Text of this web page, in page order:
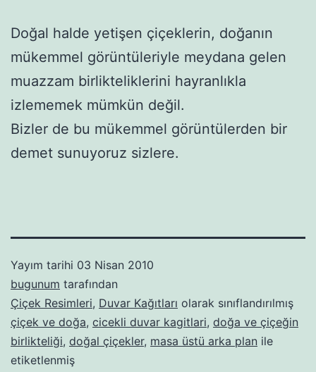
Doğal halde yetişen çiçeklerin, doğanın
mükemmel görüntüleriyle meydana gelen
muazzam birlikteliklerini hayranlıkla
izlememek mümkün değil.
Bizler de bu mükemmel görüntülerden bir
demet sunuyoruz sizlere.
Yayım tarihi 03 Nisan 2010
bugunum tarafından
Çiçek Resimleri, Duvar Kağıtları olarak sınıflandırılmış
çiçek ve doğa, cicekli duvar kagitlari, doğa ve çiçeğin
birlikteliği, doğal çiçekler, masa üstü arka plan ile
etiketlenmiş